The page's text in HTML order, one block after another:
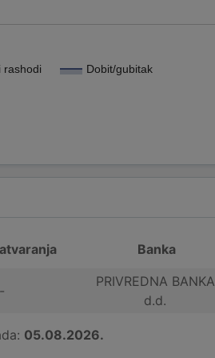
rashodi Dobit/gubitak
Banka
-
PRIVREDNA BANKA
d.d.
05.08.2026.